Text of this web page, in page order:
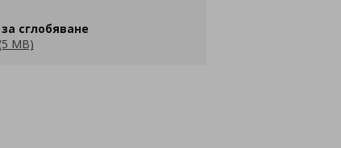
сглобяване
MB)